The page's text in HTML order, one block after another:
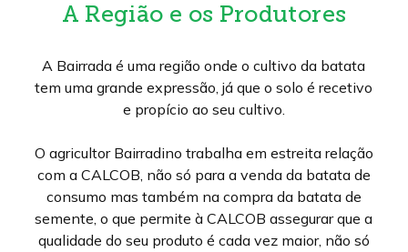
A Região e os Produtores
A Bairrada é uma região onde o cultivo da batata
tem uma grande expressão, já que o solo é recetivo
e propício ao seu cultivo.
O agricultor Bairradino trabalha em estreita relação
com a CALCOB, não só para a venda da batata de
consumo mas também na compra da batata de
semente, o que permite à CALCOB assegurar que a
qualidade do seu produto é cada vez maior, não só